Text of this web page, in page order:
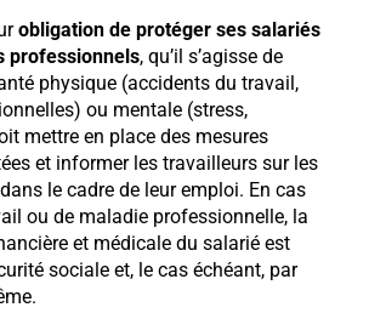
obligation de protéger ses salariés
professionnels, qu’il s’agisse de
physique (accidents du travail,
ou mentale (stress,
mettre en place des mesures
et informer les travailleurs sur les
le cadre de leur emploi. En cas
ou de maladie professionnelle, la
et médicale du salarié est
sociale et, le cas échéant, par